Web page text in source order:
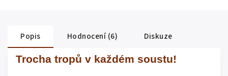
Popis Hodnocení (6) Diskuze
Trocha tropů v každém soustu!